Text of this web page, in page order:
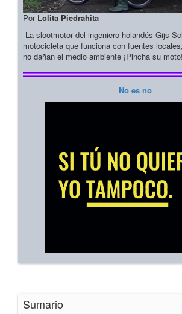
Por Lolita Piedrahita
La slootmotor del ingeniero holandés Gijs
motocicleta que funciona con fuentes
no dañan el medio ambiente ¡Pincha su moto!
No es no
Sumario